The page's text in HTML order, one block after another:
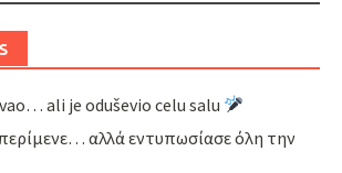
ali je oduševio celu salu
αλλά εντυπωσίασε όλη την